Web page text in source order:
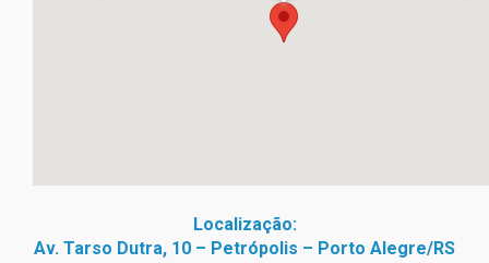
Localização:
Av. Tarso Dutra, 10 – Petrópolis – Porto Alegre/RS